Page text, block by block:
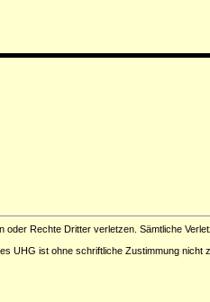
Rechte Dritter verletzen. Sämtliche
UHG ist ohne schriftliche Zustimmung nicht